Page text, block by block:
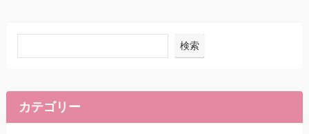
検索
カテゴリー